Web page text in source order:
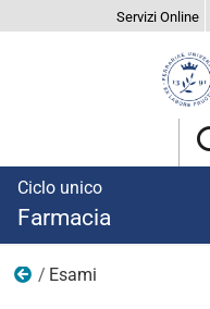
Servizi Online
Ciclo unico
Farmacia
Didattica
Esami